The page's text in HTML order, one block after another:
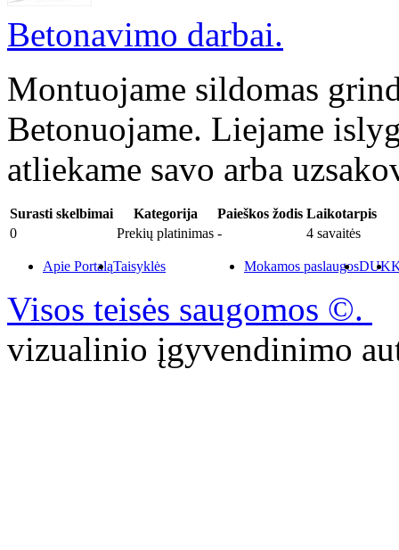
Betonavimo darbai.
Montuojame sildomas
Betonuojame. Liejame
atliekame savo arba
Surasti skelbimai Kategorija Paieškos žodis Laikotarpis
0
Prekių platinimas - 4 savaitės
Apie PortaląTaisyklės Mokamos paslaugosDUK
Visos teisės saugomos ©.
vizualinio įgyvendinimo